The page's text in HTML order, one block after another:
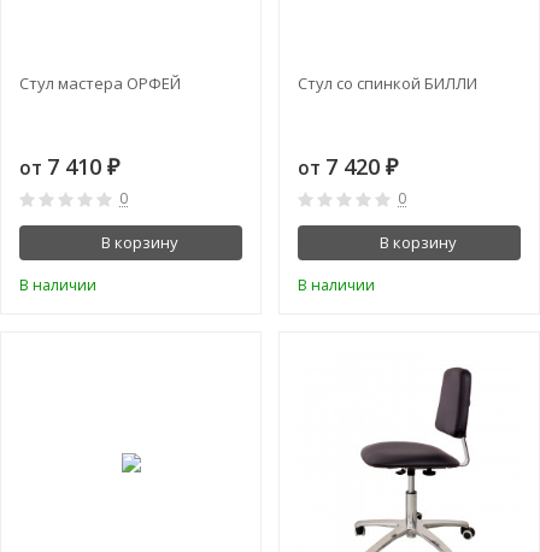
Стул мастера ОРФЕЙ
от 7 410 ₽
0
В корзину
В наличии
Стул со спинкой БИЛЛИ
от 7 420 ₽
0
В корзину
В наличии